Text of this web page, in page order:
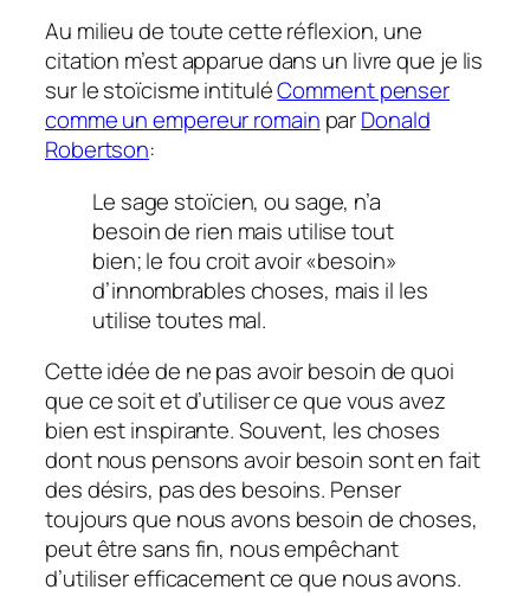
Au milieu de toute cette réflexion, une
citation m’est apparue dans un livre que je lis
sur le stoïcisme intituléComment penser
comme un empereur romain parDonald
Robertson:
Le sage stoïcien, ou sage, n’a
besoin de rien mais utilise tout
bien; le fou croit avoir «besoin»
d’innombrables choses, mais il les
utilise toutes mal.
Cette idée de ne pas avoir besoin de quoi
que ce soit et d’utiliser ce que vous avez
bien est inspirante. Souvent, les choses
dont nous pensons avoir besoin sont en fait
des désirs, pas des besoins. Penser
toujours que nous avons besoin de choses,
peut être sans fin, nous empêchant
d’utiliser efficacement ce que nous avons.